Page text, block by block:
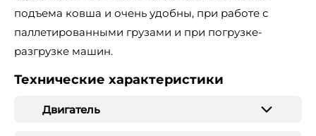
подъема ковша и очень удобны, при работе с
паллетированными грузами и при погрузке-
разгрузке машин.
Технические характеристики
Двигатель